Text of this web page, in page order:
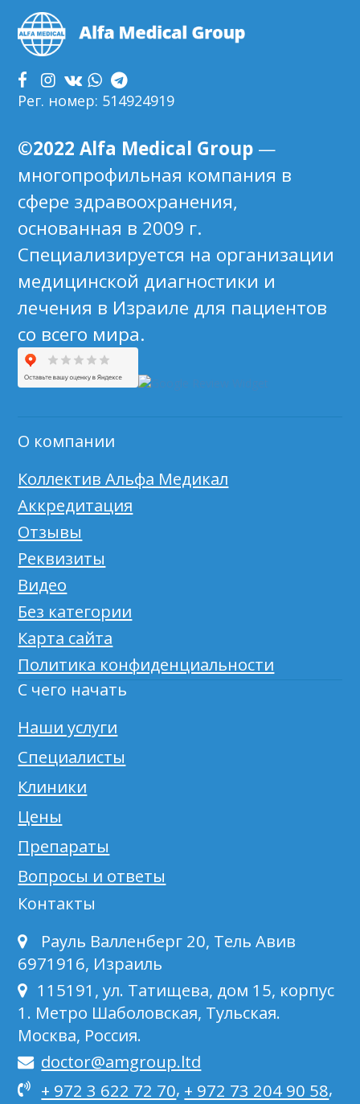
Footer
Рег. номер: 514924919
©2022 Alfa Medical Group —
многопрофильная компания в
сфере здравоохранения,
основанная в 2009 г.
Специализируется на организации
медицинской диагностики и
лечения в Израиле для пациентов
со всего мира.
О компании
Коллектив Альфа Медикал
Аккредитация
Отзывы
Реквизиты
Видео
Без категории
Карта сайта
Политика конфиденциальности
С чего начать
Наши услуги
Специалисты
Клиники
Цены
Препараты
Вопросы и ответы
Контакты
Рауль Валленберг 20, Тель Авив
6971916, Израиль
115191, ул. Татищева, дом 15, корпус
1. Метро Шаболовская, Тульская.
Москва, Россия.
doctor@amgroup.ltd
+ 972 3 622 72 70, + 972 73 204 90 58,